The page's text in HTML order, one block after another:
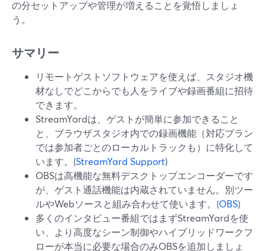
の分セットアップや管理が増えることを覚悟しましょ
う。
サマリー
リモートゲストソフトウェアを使えば、スタジオ機
材なしでどこからでも人をライブや録画番組に招待
できます。
StreamYardは、ゲストが簡単に参加できること
と、ブラウザスタジオ内での録画機能（対応プラン
では参加者ごとのローカルトラックも）に特化して
います。(StreamYard Support)
OBSは高機能な無料デスクトップエンコーダーです
が、ゲスト通話機能は内蔵されていません。別ツー
ルやWebソースと組み合わせて使います。(OBS)
多くのインタビュー番組ではまずStreamYardを使
い、より高度なシーン制御やハイブリッドワークフ
ローが本当に必要な場合のみOBSを追加しましょ